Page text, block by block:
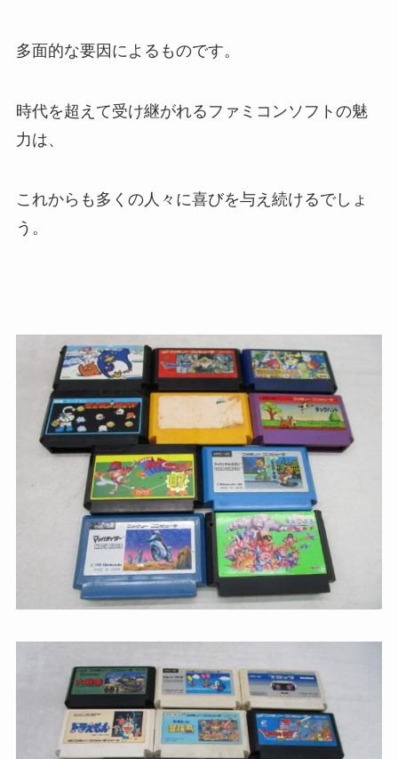
多面的な要因によるものです。
時代を超えて受け継がれるファミコンソフトの魅
力は、
これからも多くの人々に喜びを与え続けるでしょ
う。